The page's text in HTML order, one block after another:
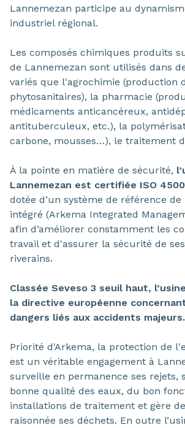
Lannemezan participe au
industriel régional.
Les composés chimiques produits
de Lannemezan sont utilisés dans
variés que l'agrochimie (production
phytosanitaires), la pharmacie
médicaments anticancéreux,
antituberculeux, etc.), la
carbone, mousses…), le traitement
À la pointe en matière de sécurité,
Lannemezan est certifiée ISO
dotée d’un système de référence
intégré (Arkema Integrated
afin d’améliorer constamment les
travail et d'assurer la sécurité de
riverains.
Classée Seveso 3 seuil haut,
la directive européenne
dangers liés aux accidents majeurs.
Priorité d'Arkema, la protection de
est un véritable engagement à
surveille en permanence ses rejets,
bonne qualité des eaux, du bon
installations de traitement et gère
raisonnée ses déchets. En outre